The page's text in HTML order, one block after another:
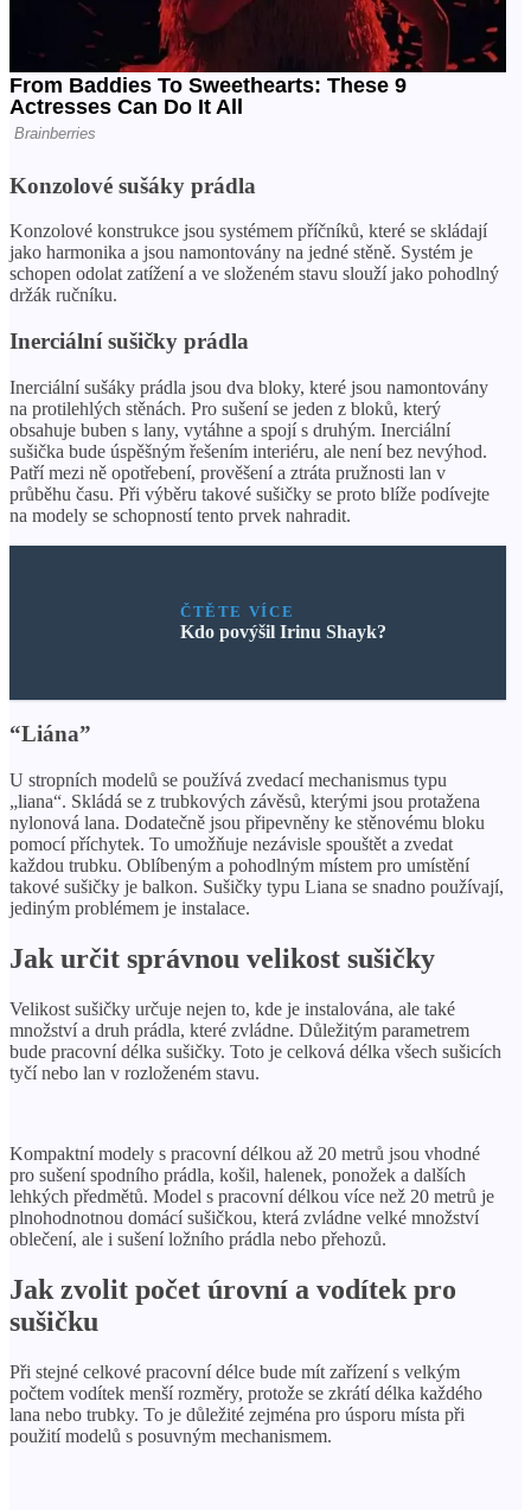
Konzolové sušáky prádla
Konzolové konstrukce jsou systémem příčníků, které se skládají
jako harmonika a jsou namontovány na jedné stěně. Systém je
schopen odolat zatížení a ve složeném stavu slouží jako pohodlný
držák ručníku.
Inerciální sušičky prádla
Inerciální sušáky prádla jsou dva bloky, které jsou namontovány
na protilehlých stěnách. Pro sušení se jeden z bloků, který
obsahuje buben s lany, vytáhne a spojí s druhým. Inerciální
sušička bude úspěšným řešením interiéru, ale není bez nevýhod.
Patří mezi ně opotřebení, prověšení a ztráta pružnosti lan v
průběhu času. Při výběru takové sušičky se proto blíže podívejte
na modely se schopností tento prvek nahradit.
ČTĚTE VÍCE
Kdo povýšil Irinu Shayk?
“Liána”
U stropních modelů se používá zvedací mechanismus typu
„liana“. Skládá se z trubkových závěsů, kterými jsou protažena
nylonová lana. Dodatečně jsou připevněny ke stěnovému bloku
pomocí příchytek. To umožňuje nezávisle spouštět a zvedat
každou trubku. Oblíbeným a pohodlným místem pro umístění
takové sušičky je balkon. Sušičky typu Liana se snadno používají,
jediným problémem je instalace.
Jak určit správnou velikost sušičky
Velikost sušičky určuje nejen to, kde je instalována, ale také
množství a druh prádla, které zvládne. Důležitým parametrem
bude pracovní délka sušičky. Toto je celková délka všech sušicích
tyčí nebo lan v rozloženém stavu.
Kompaktní modely s pracovní délkou až 20 metrů jsou vhodné
pro sušení spodního prádla, košil, halenek, ponožek a dalších
lehkých předmětů. Model s pracovní délkou více než 20 metrů je
plnohodnotnou domácí sušičkou, která zvládne velké množství
oblečení, ale i sušení ložního prádla nebo přehozů.
Jak zvolit počet úrovní a vodítek pro
sušičku
Při stejné celkové pracovní délce bude mít zařízení s velkým
počtem vodítek menší rozměry, protože se zkrátí délka každého
lana nebo trubky. To je důležité zejména pro úsporu místa při
použití modelů s posuvným mechanismem.